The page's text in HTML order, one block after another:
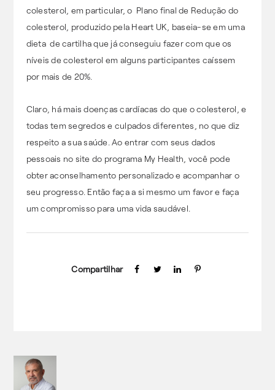
colesterol, em particular, o Plano final de Redução do
colesterol, produzido pela Heart UK, baseia-se em uma
dieta de cartilha que já conseguiu fazer com que os
níveis de colesterol em alguns participantes caíssem
por mais de 20%.
Claro, há mais doenças cardíacas do que o colesterol, e
todas tem segredos e culpados diferentes, no que diz
respeito a sua saúde. Ao entrar com seus dados
pessoais no site do programa My Health, você pode
obter aconselhamento personalizado e acompanhar o
seu progresso. Então faça a si mesmo um favor e faça
um compromisso para uma vida saudável.
Compartilhar